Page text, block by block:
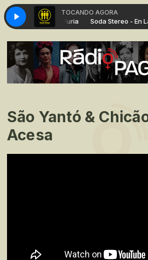
TOCANDO AGORA
La Ciudad de La Furia Soda Stereo - En La
São Yantó &
Acesa